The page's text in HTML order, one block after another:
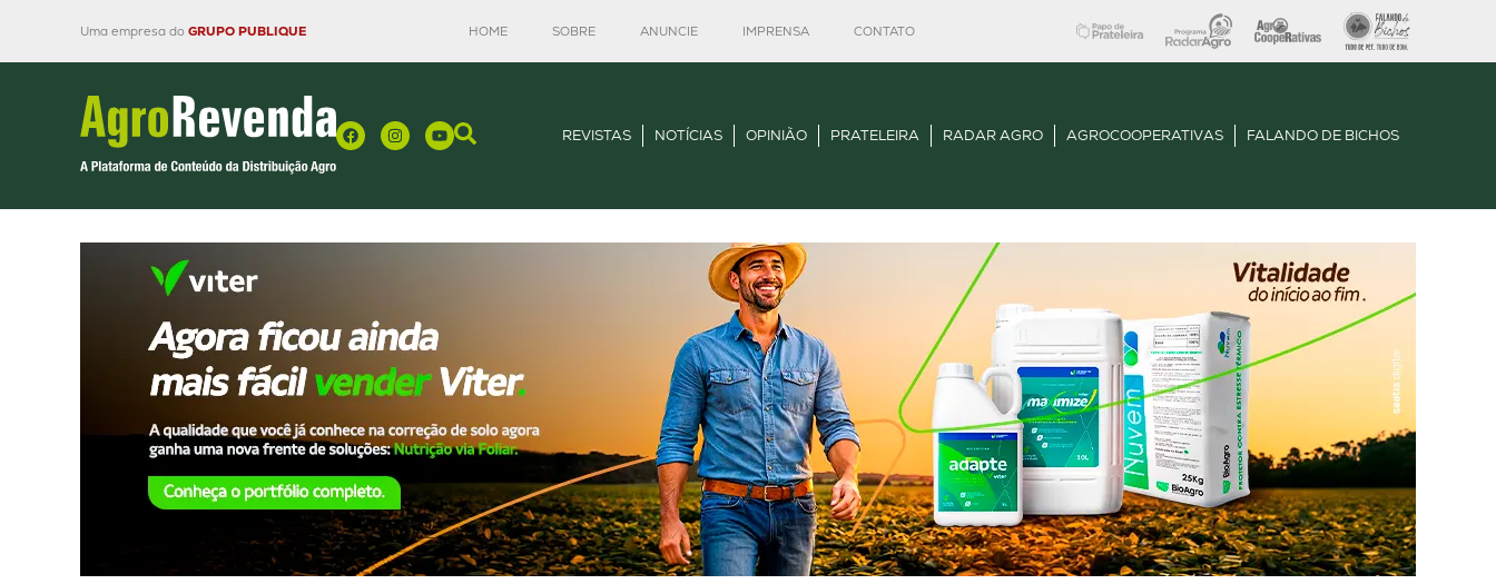
Uma empresa do GRUPO PUBLIQUE HOME SOBRE ANUNCIE IMPRENSA CONTATO
REVISTAS NOTÍCIAS OPINIÃO PRATELEIRA RADAR AGRO AGROCOOPERATIVAS FALANDO DE BICHOS